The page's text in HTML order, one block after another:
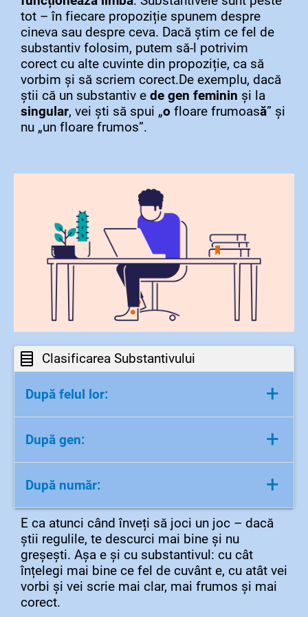
tot – în fiecare propoziție spunem despre
cineva sau despre ceva. Dacă știm ce fel de
substantiv folosim, putem să-l potrivim
corect cu alte cuvinte din propoziție, ca să
vorbim și să scriem corect.De exemplu, dacă
știi că un substantiv e de gen feminin și la
singular, vei ști să spui „o floare frumoasă” și
nu „un floare frumos”.
Clasificarea Substantivului
După felul lor: +
Substantive comune
obiecte, ființe, locuri în general.
Ex:floare, oraș, fetiță, munte, câine,
carte
Substantive proprii: denumesc ființe,
locuri sau obiecte unice, cu nume
propriu.
Ex: Maria, București, Dunărea, Europa,
Andrei
➤Maria locuiește în București.
După gen: +
Masculin
: răspund la întrebarea „Cine?”
(masculin) sau „Ce?” și pot fi
precedate de „un”.
Ex:copil, băiat, munte, creion, câine
➤Un copil citește o carte.
Feminin : răspund la întrebarea „Cine?”
(feminin) sau „Ce?” și pot fi precedate
de „o”.
Ex:
După număr: +
Singular: denumește un singur obiect
sau ființă.
Ex: copil, floare, creion, carte, munte
➤ Copilul citește o carte.
Plural : denumește mai multe obiecte
sau ființe.
E ca atunci când înveți să joci un joc – dacă
știi regulile, te descurci mai bine și nu
greșești. Așa e și cu substantivul: cu cât
înțelegi mai bine ce fel de cuvânt e, cu atât vei
vorbi și vei scrie mai clar, mai frumos și mai
corect.